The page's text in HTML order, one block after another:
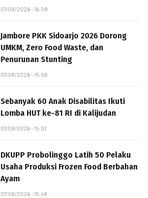
07/08/2026 - 16:09
Jambore PKK Sidoarjo 2026 Dorong
UMKM, Zero Food Waste, dan
Penurunan Stunting
07/08/2026 - 15:59
Sebanyak 60 Anak Disabilitas Ikuti
Lomba HUT ke-81 RI di Kalijudan
07/08/2026 - 15:53
DKUPP Probolinggo Latih 50 Pelaku
Usaha Produksi Frozen Food Berbahan
Ayam
07/08/2026 - 15:49